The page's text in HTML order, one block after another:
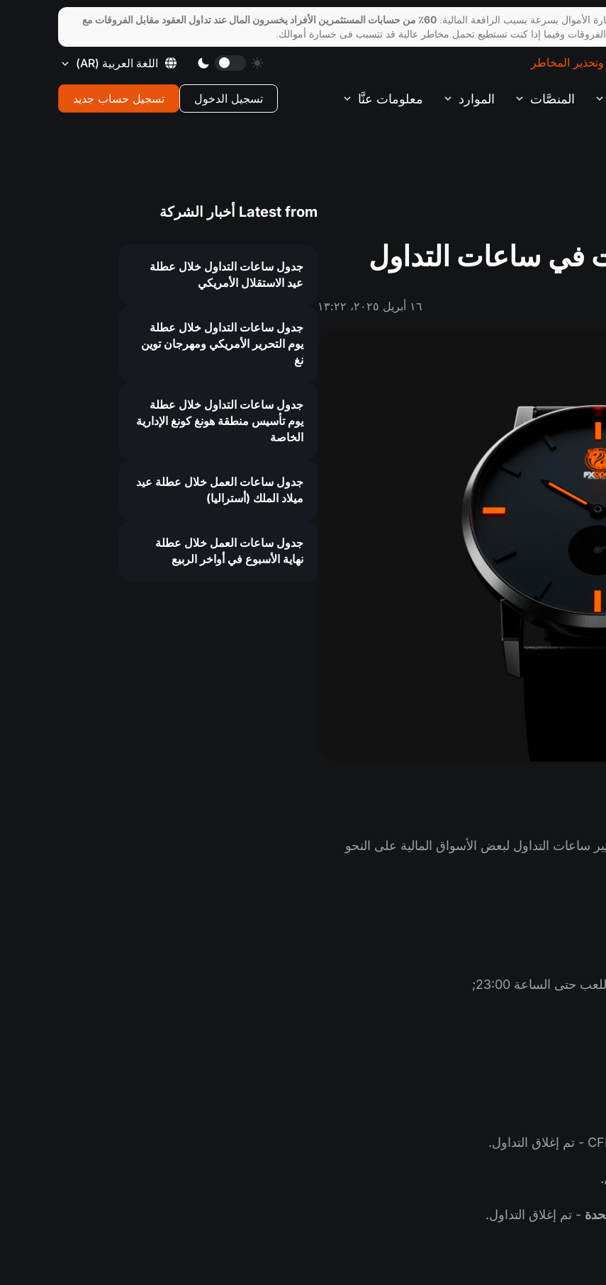
المخاطر اللغة العربية (AR)
المنصَّات الموارد معلومات عنَّا تسجيل الدخول تسجيل حساب جديد
١٦ أبريل ٢٠٢٥، ١٣:٢٢
التداول لبعض الأسواق المالية على النحو
- تم إغلاق التداول.
Latest from أخبار الشركة
جدول ساعات التداول خلال عطلة
عيد الاستقلال الأمريكي
جدول ساعات التداول خلال عطلة
يوم التحرير الأمريكي ومهرجان توين
نغ
جدول ساعات التداول خلال عطلة
يوم تأسيس منطقة هونغ كونغ الإدارية
الخاصة
جدول ساعات العمل خلال عطلة عيد
ميلاد الملك (أستراليا)
جدول ساعات العمل خلال عطلة
نهاية الأسبوع في أواخر الربيع
الأموال بسرعة بسبب الرافعة المالية.
60٪ من حسابات المستثمرين الأفراد يخسرون المال عند تداول العقود مقابل الفروقات مع
وفيما إذا كنت تستطيع تحمل مخاطر عالية قد تتسبب فى خسارة أموالك.